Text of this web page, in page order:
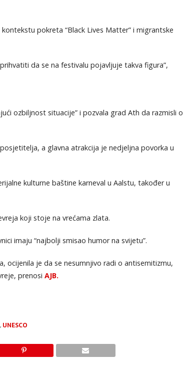
pokreta “Black Lives Matter” i migrantske
da se na festivalu pojavljuje takva figura”,
ozbiljnost situacije” i pozvala grad Ath da razmisli o
a glavna atrakcija je nedjeljna povorka u
kulturne baštine karneval u Aalstu, također u
koji stoje na vrećama zlata.
imaju “najbolji smisao humor na svijetu”.
ocijenila je da se nesumnjivo radi o antisemitizmu,
prenosi AJB.
, UNESCO